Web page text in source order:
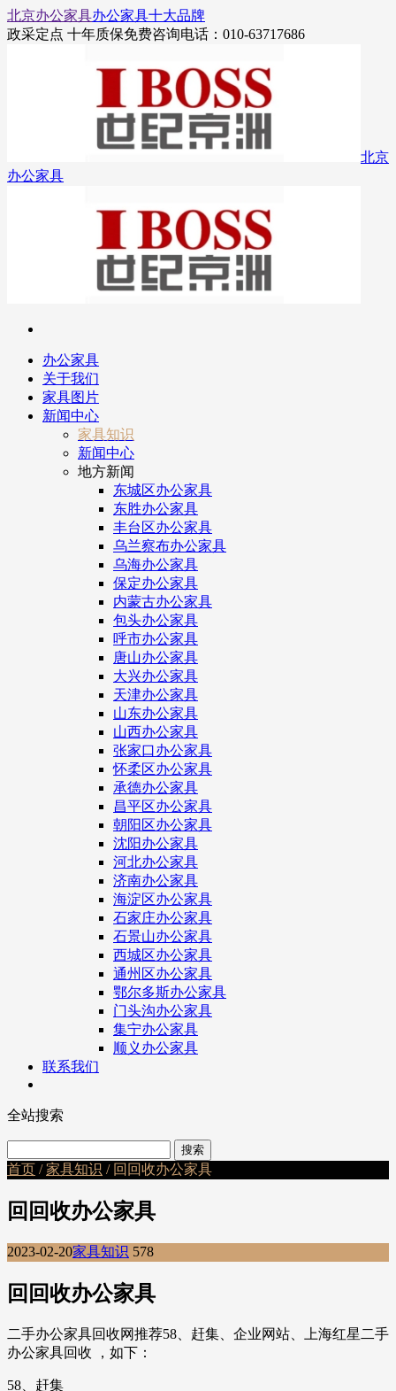
北京办公家具办公家具十大品牌
政采定点 十年质保免费咨询电话：010-63717686
北京
办公家具
办公家具
关于我们
家具图片
新闻中心
家具知识
新闻中心
地方新闻
东城区办公家具
东胜办公家具
丰台区办公家具
乌兰察布办公家具
乌海办公家具
保定办公家具
内蒙古办公家具
包头办公家具
呼市办公家具
唐山办公家具
大兴办公家具
天津办公家具
山东办公家具
山西办公家具
张家口办公家具
怀柔区办公家具
承德办公家具
昌平区办公家具
朝阳区办公家具
沈阳办公家具
河北办公家具
济南办公家具
海淀区办公家具
石家庄办公家具
石景山办公家具
西城区办公家具
通州区办公家具
鄂尔多斯办公家具
门头沟办公家具
集宁办公家具
顺义办公家具
联系我们
全站搜索
首页 /家具知识 / 回回收办公家具
回回收办公家具
2023-02-20家具知识 578
回回收办公家具
二手办公家具回收网推荐58、赶集、企业网站、上海红星二手
办公家具回收 ，如下：
58、赶集